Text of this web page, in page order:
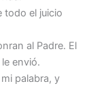
todo el juicio
al Padre. El
envió.
palabra, y